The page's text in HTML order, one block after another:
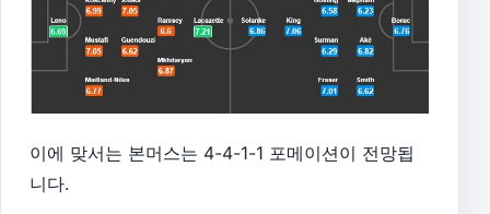
이에 맞서는 본머스는 4-4-1-1 포메이션이 전망됩
니다.